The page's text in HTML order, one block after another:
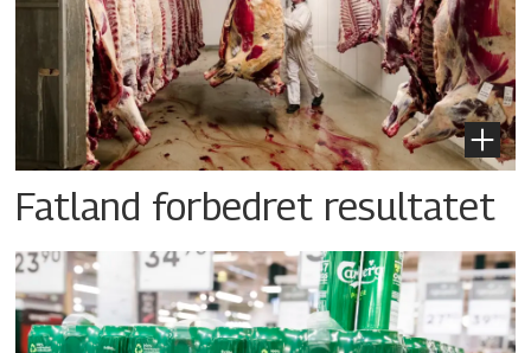
Fatland forbedret resultatet